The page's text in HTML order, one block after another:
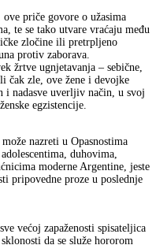
priče govore o užasima
te se tako utvare vraćaju među
zločine ili pretrpljeno
protiv zaborava.
žrtve ugnjetavanja – sebične,
čak zle, ove žene i devojke
i nadasve uverljiv način, u svoj
egzistencije.
nazreti u Opasnostima
duhovima,
moderne Argentine, jeste
pripovedne proze u poslednje
većoj zapaženosti spisateljica
da se služe hororom